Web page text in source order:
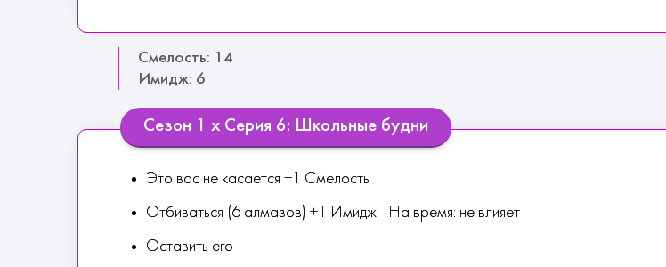
Смелость: 14
Имидж: 6
Сезон 1 х Серия 6: Школьные будни
Это вас не касается +1 Смелость
Отбиваться (6 алмазов) +1 Имидж - На время: не влияет
Оставить его